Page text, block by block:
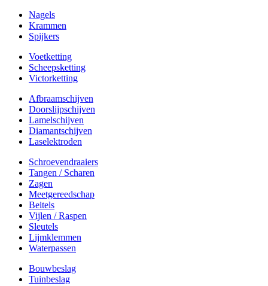
Nagels
Krammen
Spijkers
Voetketting
Scheepsketting
Victorketting
Afbraamschijven
Doorslijpschijven
Lamelschijven
Diamantschijven
Laselektroden
Schroevendraaiers
Tangen / Scharen
Zagen
Meetgereedschap
Beitels
Vijlen / Raspen
Sleutels
Lijmklemmen
Waterpassen
Bouwbeslag
Tuinbeslag